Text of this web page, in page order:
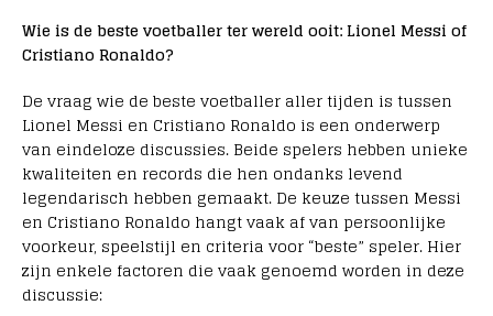
Wie is de beste voetballer ter wereld ooit: Lionel Messi of
Cristiano Ronaldo?
De vraag wie de beste voetballer aller tijden is tussen
Lionel Messi en Cristiano Ronaldo is een onderwerp
van eindeloze discussies. Beide spelers hebben unieke
kwaliteiten en records die hen ondanks levend
legendarisch hebben gemaakt. De keuze tussen Messi
en Cristiano Ronaldo hangt vaak af van persoonlijke
voorkeur, speelstijl en criteria voor “beste” speler. Hier
zijn enkele factoren die vaak genoemd worden in deze
discussie: